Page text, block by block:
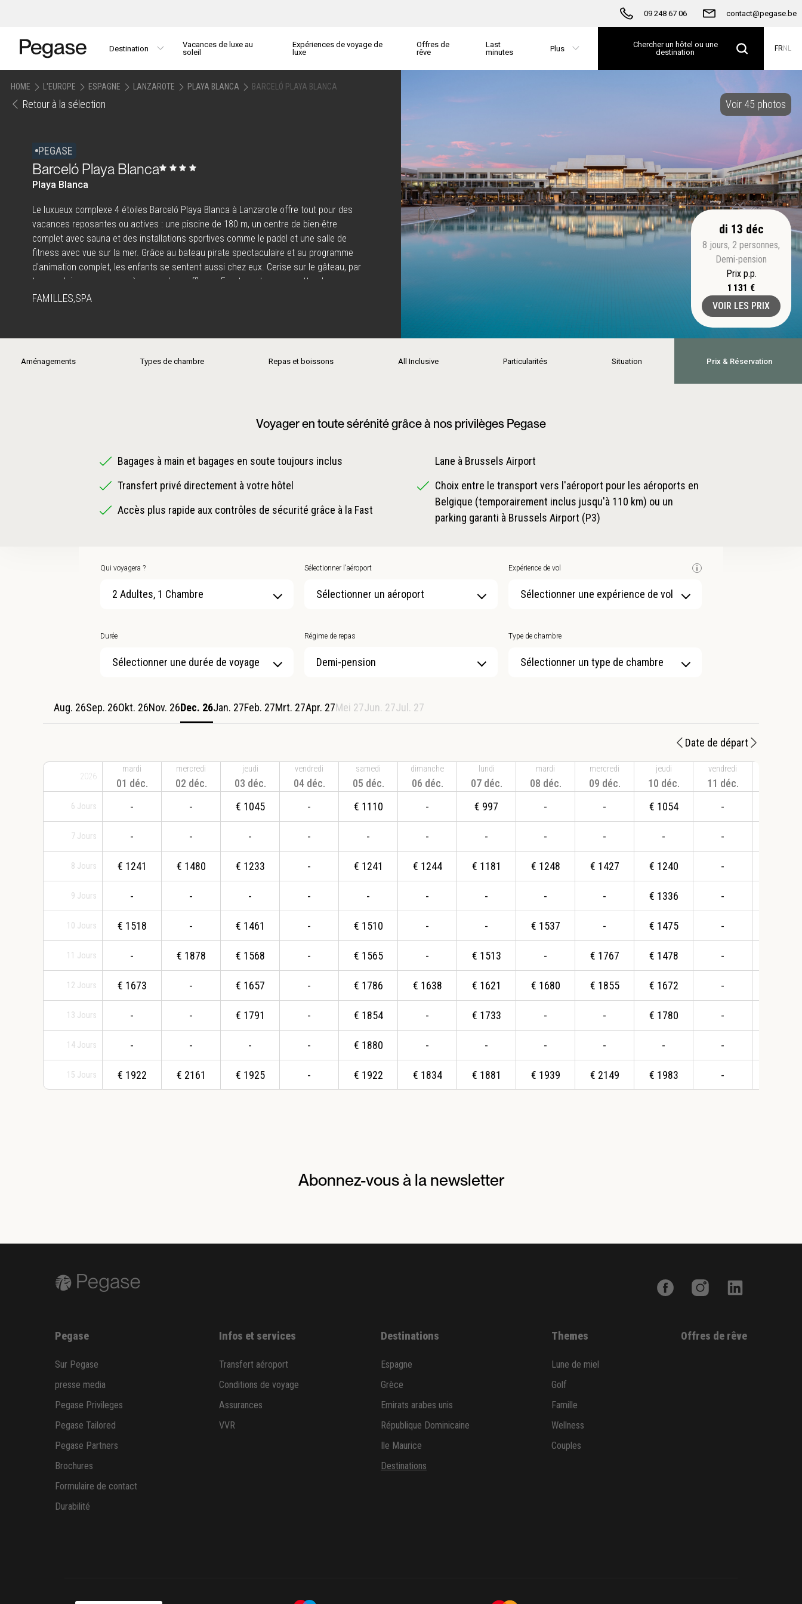
09 248 67 06 contact@pegase.be
Destination
Vacances de luxe au
soleil
Expériences de voyage de
luxe
Offres de
rêve
Last
minutes
Plus
Chercher un hôtel ou une
destination
FRNL
HOME L'EUROPE ESPAGNE LANZAROTE PLAYA BLANCA BARCELÓ PLAYA BLANCA
Retour à la sélection Voir 45 photos
PEGASE
Barceló Playa Blanca
Playa Blanca
Le luxueux complexe 4 étoiles Barceló Playa Blanca à Lanzarote offre tout pour des
vacances reposantes ou actives : une piscine de 180 m, un centre de bien-être
complet avec sauna et des installations sportives comme le padel et une salle de
fitness avec vue sur la mer. Grâce au bateau pirate spectaculaire et au programme
d'animation complet, les enfants se sentent aussi chez eux. Cerise sur le gâteau, par
temps clair, un panorama à couper le souffle sur Fuerteventura vous attend.
FAMILLES,SPA
di 13 déc
8 jours, 2 personnes,
Demi-pension
Prix p.p.
1 131 €
VOIR LES PRIX
Aménagements Types de chambre Repas et boissons All Inclusive Particularités Situation Prix & Réservation
Voyager en toute sérénité grâce à nos privilèges Pegase
Bagages à main et bagages en soute toujours inclus
Transfert privé directement à votre hôtel
Accès plus rapide aux contrôles de sécurité grâce à la Fast
Lane à Brussels Airport
Choix entre le transport vers l'aéroport pour les aéroports en
Belgique (temporairement inclus jusqu'à 110 km) ou un
parking garanti à Brussels Airport (P3)
Qui voyagera ?
2 Adultes, 1 Chambre
Sélectionner l'aéroport
Sélectionner un aéroport
Expérience de vol
Sélectionner une expérience de vol
Durée
Sélectionner une durée de voyage
Régime de repas Type de chambre
Sélectionner un type de chambre
Aug. 26Sep. 26Okt. 26Nov. 26Dec. 26Jan. 27Feb. 27Mrt. 27Apr. 27Mei 27Jun. 27Jul. 27
Date de départ
2026
6 Jours
7 Jours
8 Jours
9 Jours
10 Jours
11 Jours
12 Jours
13 Jours
14 Jours
15 Jours
mardi
01 déc.
-
-
€ 1241
-
€ 1518
-
€ 1673
-
-
€ 1922
mercredi
02 déc.
-
-
€ 1480
-
-
€ 1878
-
-
-
€ 2161
jeudi
03 déc.
€ 1045
-
€ 1233
-
€ 1461
€ 1568
€ 1657
€ 1791
-
€ 1925
vendredi
04 déc.
-
-
-
-
-
-
-
-
-
-
samedi
05 déc.
€ 1110
-
€ 1241
-
€ 1510
€ 1565
€ 1786
€ 1854
€ 1880
€ 1922
dimanche
06 déc.
-
-
€ 1244
-
-
-
€ 1638
-
-
€ 1834
lundi
07 déc.
€ 997
-
€ 1181
-
-
€ 1513
€ 1621
€ 1733
-
€ 1881
mardi
08 déc.
-
-
€ 1248
-
€ 1537
-
€ 1680
-
-
€ 1939
mercredi
09 déc.
-
-
€ 1427
-
-
€ 1767
€ 1855
-
-
€ 2149
jeudi
10 déc.
€ 1054
-
€ 1240
€ 1336
€ 1475
€ 1478
€ 1672
€ 1780
-
€ 1983
vendredi
11 déc.
-
-
-
-
-
-
-
-
-
-
Abonnez-vous à la newsletter
Pegase
Sur Pegase
presse media
Pegase Privileges
Pegase Tailored
Pegase Partners
Brochures
Formulaire de contact
Durabilité
Infos et services
Transfert aéroport
Conditions de voyage
Assurances
VVR
Destinations
Espagne
Grèce
Emirats arabes unis
République Dominicaine
Ile Maurice
Destinations
Themes
Lune de miel
Golf
Famille
Wellness
Couples
Offres de rêve